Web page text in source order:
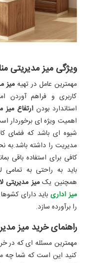
ویژگی میز مدیریتی
مهمترین عامل در تهیهمیز
کاربری و فراهم آوردن
استاندارد بودنارتفاع میز
اهمیت ویژه ای برخوردار
شیوه ای باشد که فضای
مدیریت را داشته باشد.به
کافی برای استفاده باقی
باید به راحتی به
همچنین یکمیز مدیریتی
میز اداری باید دارای
را برآورده سازد.
راهنمای خرید میز
مهمترین مسئله ای که در
کنید این است که شما چه